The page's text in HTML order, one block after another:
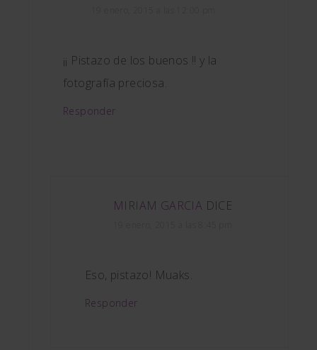
¡¡ Pistazo de los buenos !! y la
fotografía preciosa.
Responder
MIRIAM GARCIA DICE
Eso, pistazo! Muaks.
Responder